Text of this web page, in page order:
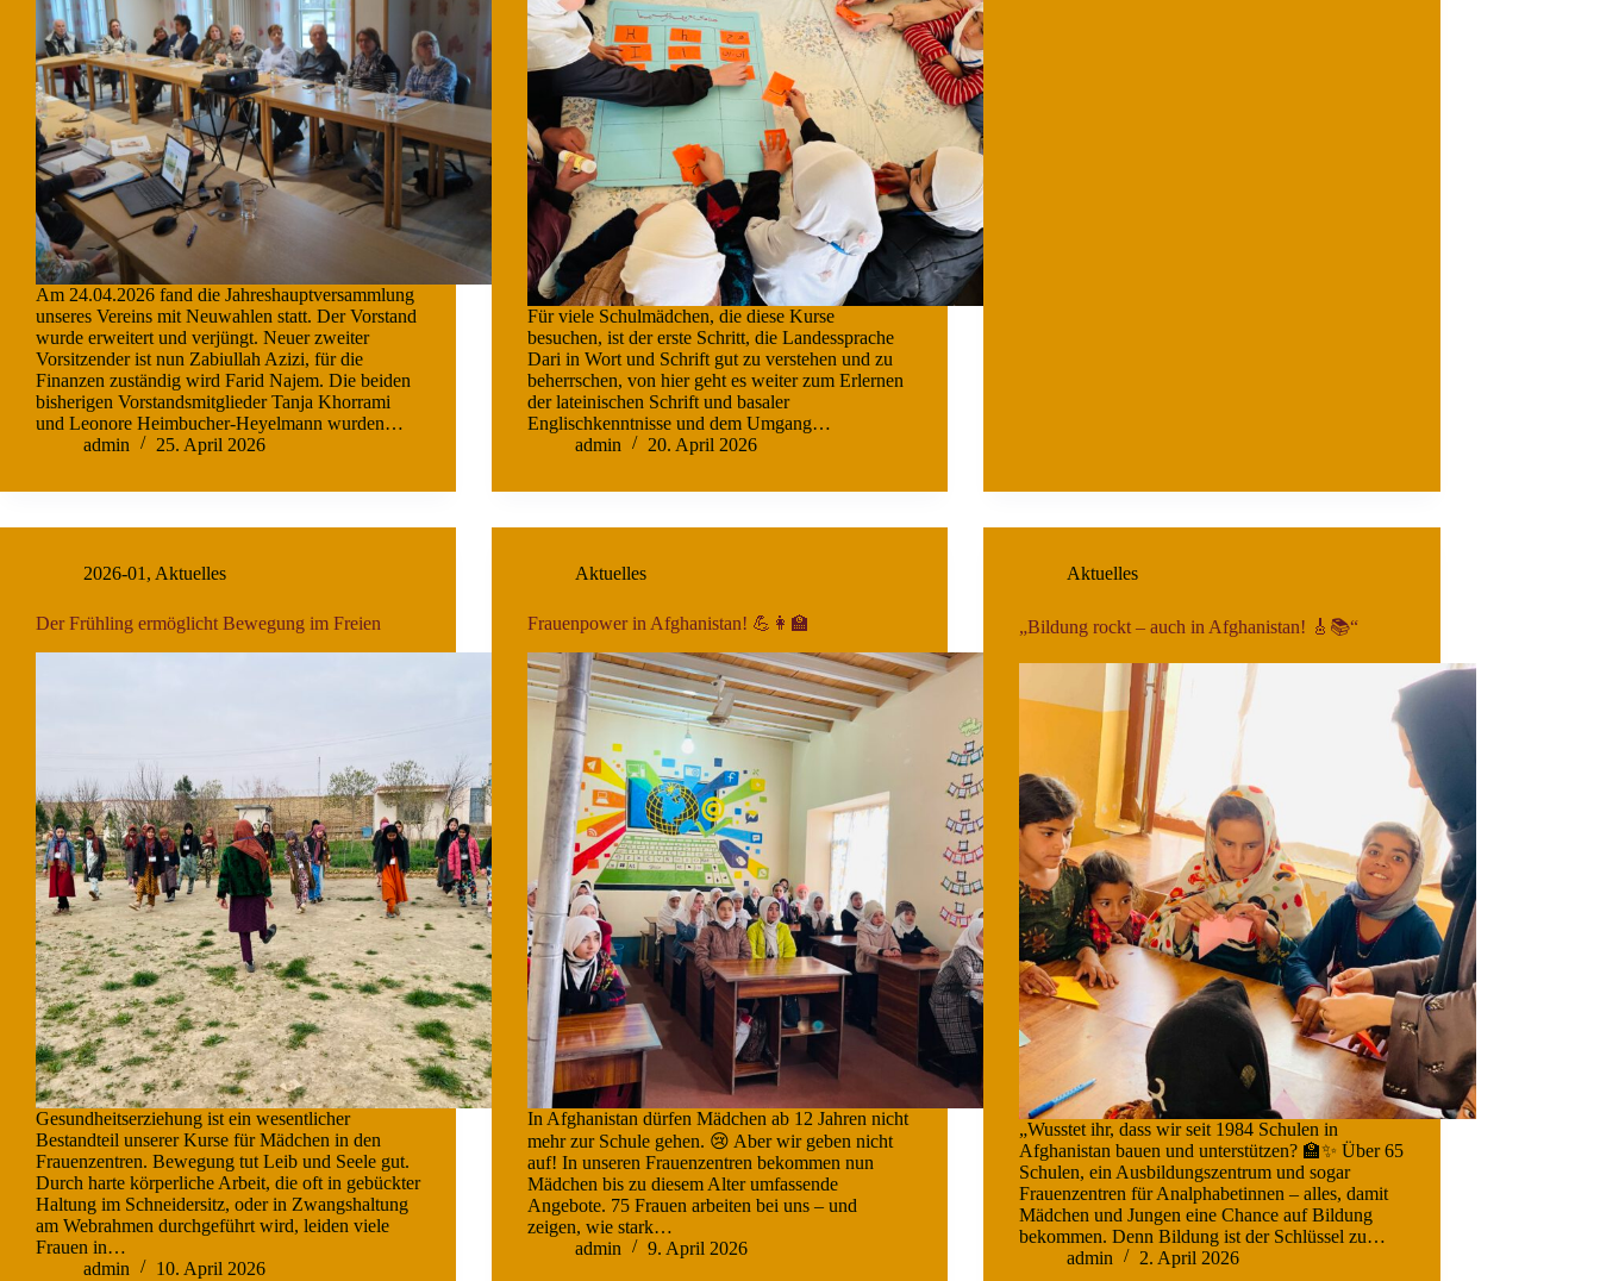
Am 24.04.2026 fand die Jahreshauptversammlung
unseres Vereins mit Neuwahlen statt. Der Vorstand
wurde erweitert und verjüngt. Neuer zweiter
Vorsitzender ist nun Zabiullah Azizi, für die
Finanzen zuständig wird Farid Najem. Die beiden
bisherigen Vorstandsmitglieder Tanja Khorrami
und Leonore Heimbucher-Heyelmann wurden…
admin
25. April 2026
Für viele Schulmädchen, die diese Kurse
besuchen, ist der erste Schritt, die Landessprache
Dari in Wort und Schrift gut zu verstehen und zu
beherrschen, von hier geht es weiter zum Erlernen
der lateinischen Schrift und basaler
Englischkenntnisse und dem Umgang…
admin
20. April 2026
2026-01 , Aktuelles
Der Frühling ermöglicht Bewegung im Freien
Gesundheitserziehung ist ein wesentlicher
Bestandteil unserer Kurse für Mädchen in den
Frauenzentren. Bewegung tut Leib und Seele gut.
Durch harte körperliche Arbeit, die oft in gebückter
Haltung im Schneidersitz, oder in Zwangshaltung
am Webrahmen durchgeführt wird, leiden viele
Frauen in…
admin
10. April 2026
Aktuelles
Frauenpower in Afghanistan! 💪👩‍🏫
In Afghanistan dürfen Mädchen ab 12 Jahren nicht
mehr zur Schule gehen. 😢 Aber wir geben nicht
auf! In unseren Frauenzentren bekommen nun
Mädchen bis zu diesem Alter umfassende
Angebote. 75 Frauen arbeiten bei uns – und
zeigen, wie stark…
admin
9. April 2026
Aktuelles
„Bildung rockt – auch in Afghanistan! 🎸📚“
„Wusstet ihr, dass wir seit 1984 Schulen in
Afghanistan bauen und unterstützen? 🏫✨ Über 65
Schulen, ein Ausbildungszentrum und sogar
Frauenzentren für Analphabetinnen – alles, damit
Mädchen und Jungen eine Chance auf Bildung
bekommen. Denn Bildung ist der Schlüssel zu…
admin
2. April 2026